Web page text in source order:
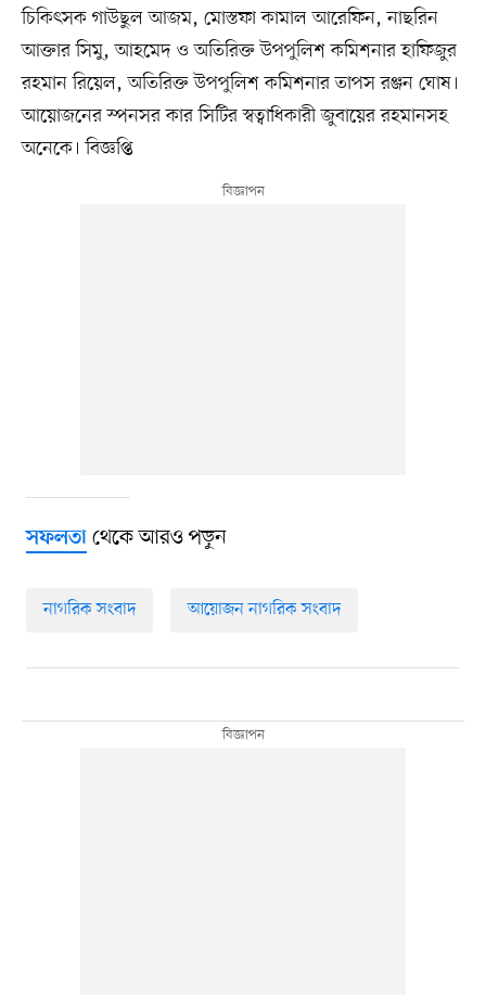
চিকিৎসক গাউছুল আজম, মোস্তফা কামাল আরেফিন, নাছরিন
আক্তার সিমু, আহমেদ ও অতিরিক্ত উপপুলিশ কমিশনার হাফিজুর
রহমান রিয়েল, অতিরিক্ত উপপুলিশ কমিশনার তাপস রঞ্জন ঘোষ।
আয়োজনের স্পনসর কার সিটির স্বত্বাধিকারী জুবায়ের রহমানসহ
অনেকে। বিজ্ঞপ্তি
সফলতাথেকে আরও পড়ুন
নাগরিক সংবাদ আয়োজন নাগরিক সংবাদ